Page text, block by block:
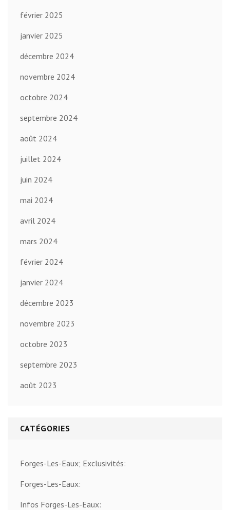
février 2025
janvier 2025
décembre 2024
novembre 2024
octobre 2024
septembre 2024
août 2024
juillet 2024
juin 2024
mai 2024
avril 2024
mars 2024
février 2024
janvier 2024
décembre 2023
novembre 2023
octobre 2023
septembre 2023
août 2023
CATÉGORIES
Forges-Les-Eaux; Exclusivités:
Forges-Les-Eaux:
Infos Forges-Les-Eaux: